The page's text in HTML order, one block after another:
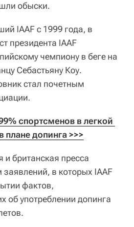
обыски.
IAAF c 1999 года, в
президента IAAF
чемпиону в беге на
Себастьяну Коу.
стал почетным
спортсменов в легкой
плане допинга >>>
и британская пресса
в которых IAAF
фактов,
об употреблении допинга